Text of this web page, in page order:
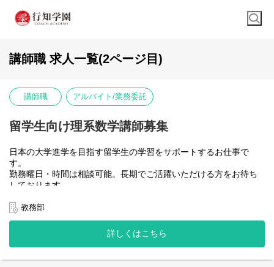
講師職 求人一覧(2ページ目)
講師職 アルバイト/業務委託
留学生向け理系数学講師募集
日本の大学進学を目指す留学生の学習をサポートするお仕事で
す。
勤務曜日・時間は相談可能。長期でご活躍いただける方をお待ち
しております。
のある方はぜひご応募ください。
日本留学生試験(EJU) 理系数学科目
【業務内容】
教務部
詳しくはこちら